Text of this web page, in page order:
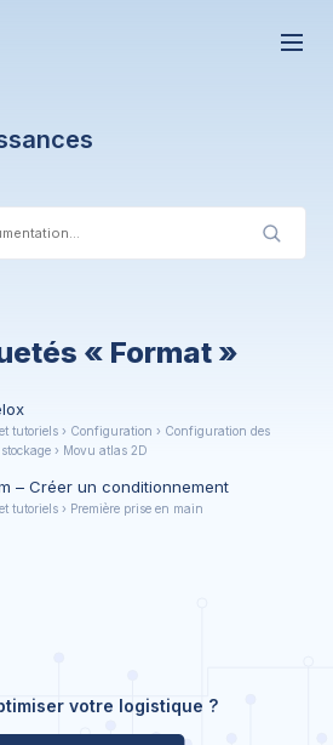
« Format »
tutoriels › Configuration › Configuration des
› Movu atlas 2D
– Créer un conditionnement
tutoriels › Première prise en main
votre logistique ?